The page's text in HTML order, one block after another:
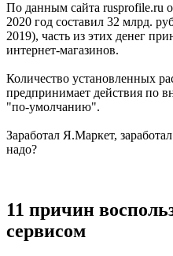
По данным сайта rusprofile.ru
2020 год составил 32 млрд.
2019), часть из этих денег
интернет-магазинов.
Количество установленных
предпринимает действия по
"по-умолчанию".
Заработал Я.Маркет,
надо?
11 причин
сервисом